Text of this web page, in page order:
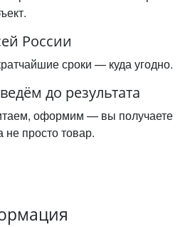
России
сроки — куда угодно.
до результата
оформим — вы получаете
не просто товар.